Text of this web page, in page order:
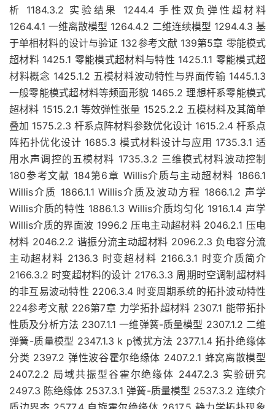
析 1184.3.2 实验结果 1244.4 手性双负弹性超材料
1264.4.1 一维离散模型 1264.4.2 二维连续模型 1294.4.3 基
于单相材料的设计与验证 132参考文献 139第5章 零能模式
超材料 1425.1 零能模式超材料与特性 1425.1.1 零能模式超
材料概念 1425.1.2 五模材料波动特性与界面传输 1445.1.3
一般零能模式超材料等频面形貌 1465.2 理想杆系零能模式
超材料 1515.2.1 等效弹性张量 1525.2.2 五模材料及其简单
叠加 1575.2.3 杆系点阵材料参数优化设计 1615.2.4 杆系点
阵拓扑优化设计 1685.3 模式材料设计与应用 1735.3.1 适
用水声调控的五模材料 1735.3.2 三维模式材料波动控制
180参考文献 184第6章 Willis介质与主动超材料 1866.1
Willis介质 1866.1.1 Willis介质及波动方程 1866.1.2 声学
Willis介质的特性 1886.1.3 Willis介质均匀化 1916.1.4 声学
Willis介质的界面波 1996.2 压电主动超材料 2046.2.1 压电
材料 2046.2.2 谐振分流主动超材料 2096.2.3 负电容分流
主动超材料 2136.3 时变超材料 2166.3.1 时变介质简介
2166.3.2 时变超材料的设计 2176.3.3 周期时空调制超材料
的非互易波动特性 2206.3.4 时变周期系统的拓扑波动特性
224参考文献 226第7章 力学拓扑超材料 2307.1 能带拓扑
性质及分析方法 2307.1.1 一维弹簧-质量模型 2307.1.2 二维
弹簧-质量模型 2347.1.3 k p微扰方法 2377.1.4 拓扑绝缘体
分类 2397.2 弹性波谷霍尔绝缘体 2407.2.1 蜂窝离散模型
2407.2.2 局域共振型谷霍尔绝缘体 2447.2.3 实验研究
2497.3 陈绝缘体 2537.3.1 弹簧-质量模型 2537.3.2 连续介